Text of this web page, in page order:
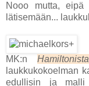
Nooo mutta, eipä
lätisemään...
MK:n Hamiltonista
laukkukokoelman
edullisin ja malli